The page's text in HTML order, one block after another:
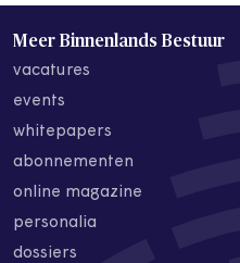
Meer Binnenlands Bestuur
vacatures
events
whitepapers
abonnementen
online magazine
personalia
dossiers